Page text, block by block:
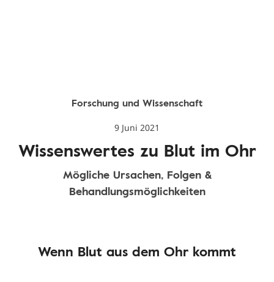
Forschung und Wissenschaft
9 Juni 2021
Wissenswertes zu Blut im Ohr
Mögliche Ursachen, Folgen &
Behandlungsmöglichkeiten
Wenn Blut aus dem Ohr kommt